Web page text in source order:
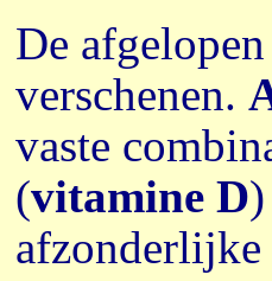
De
verschenen.
vaste
(vitamine D
afzonderlijke